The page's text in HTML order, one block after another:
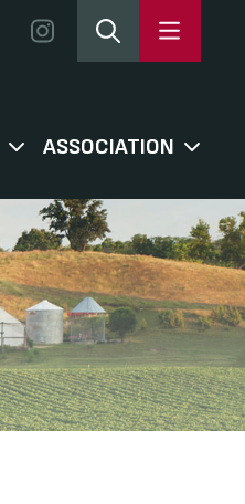
ASSOCIATION